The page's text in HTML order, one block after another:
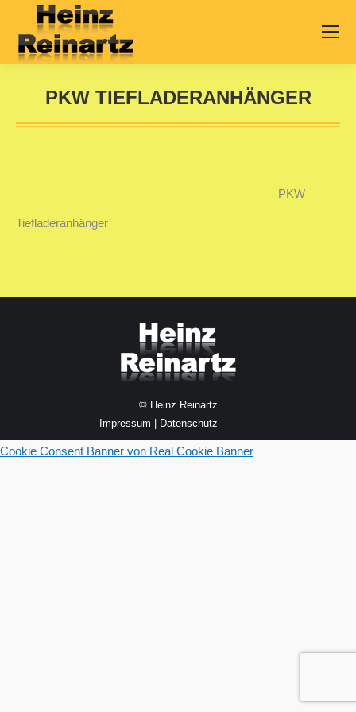
PKW TIEFLADERANHÄNGER
Sie befinden sich hier:
PKW
Tiefladeranhänger
© Heinz Reinartz
Impressum
Datenschutz
Cookie Consent Banner von Real Cookie Banner